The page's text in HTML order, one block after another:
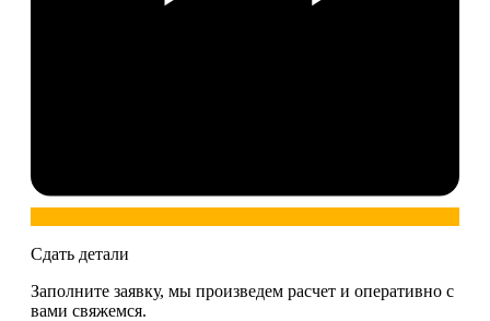
Сдать детали
Заполните заявку, мы произведем расчет и оперативно с
вами свяжемся.